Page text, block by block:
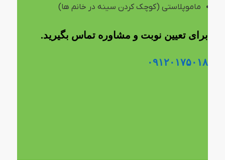
ماموپلاستی (کوچک کردن سینه در خانم ها)
برای تعیین نوبت و مشاوره تماس بگیرید.
۰۹۱۲۰۱۷۵۰۱۸